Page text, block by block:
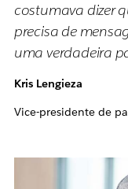
costumava dizer
precisa de
uma verdadeira
Kris Lengieza
Vice-presidente de